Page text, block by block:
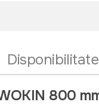
Disponibilitate
800